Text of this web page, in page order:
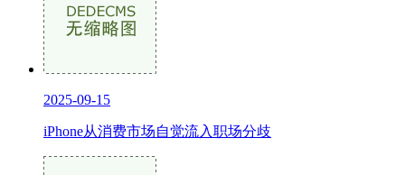
2025-09-15
iPhone从消费市场自觉流入职场分歧